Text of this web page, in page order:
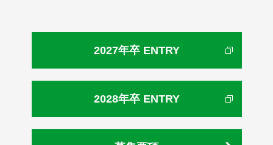
2027年卒 ENTRY
2028年卒 ENTRY